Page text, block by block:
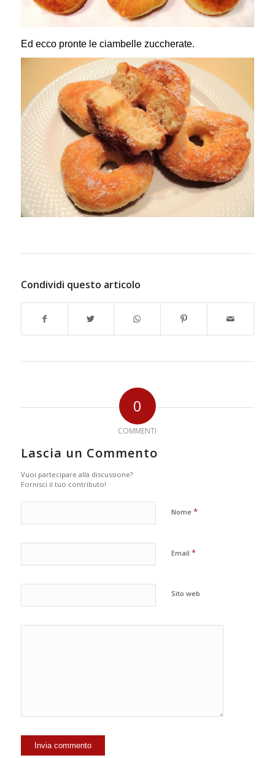
Ed ecco pronte le ciambelle zuccherate.
Condividi questo articolo
0
COMMENTI
Lascia un Commento
Vuoi partecipare alla discussione?
Fornisci il tuo contributo!
Nome *
Email *
Sito web